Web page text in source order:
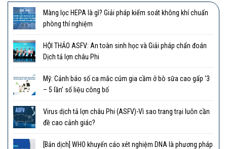
Màng lọc HEPA là gì? Giải pháp kiểm soát không khí chuẩn
phòng thí nghiệm
HỘI THẢO ASFV: An toàn sinh học và Giải pháp chẩn đoán
Dịch tả lợn châu Phi
Mỹ: Cảnh báo số ca mắc cúm gia cầm ở bò sữa cao gấp ‘3
– 5 lần’ số liệu công bố
Virus dịch tả lợn châu Phi (ASFV)-Vì sao trang trại luôn cần
đề cao cảnh giác?
[Bản dịch] WHO khuyến cáo xét nghiệm DNA là phương pháp